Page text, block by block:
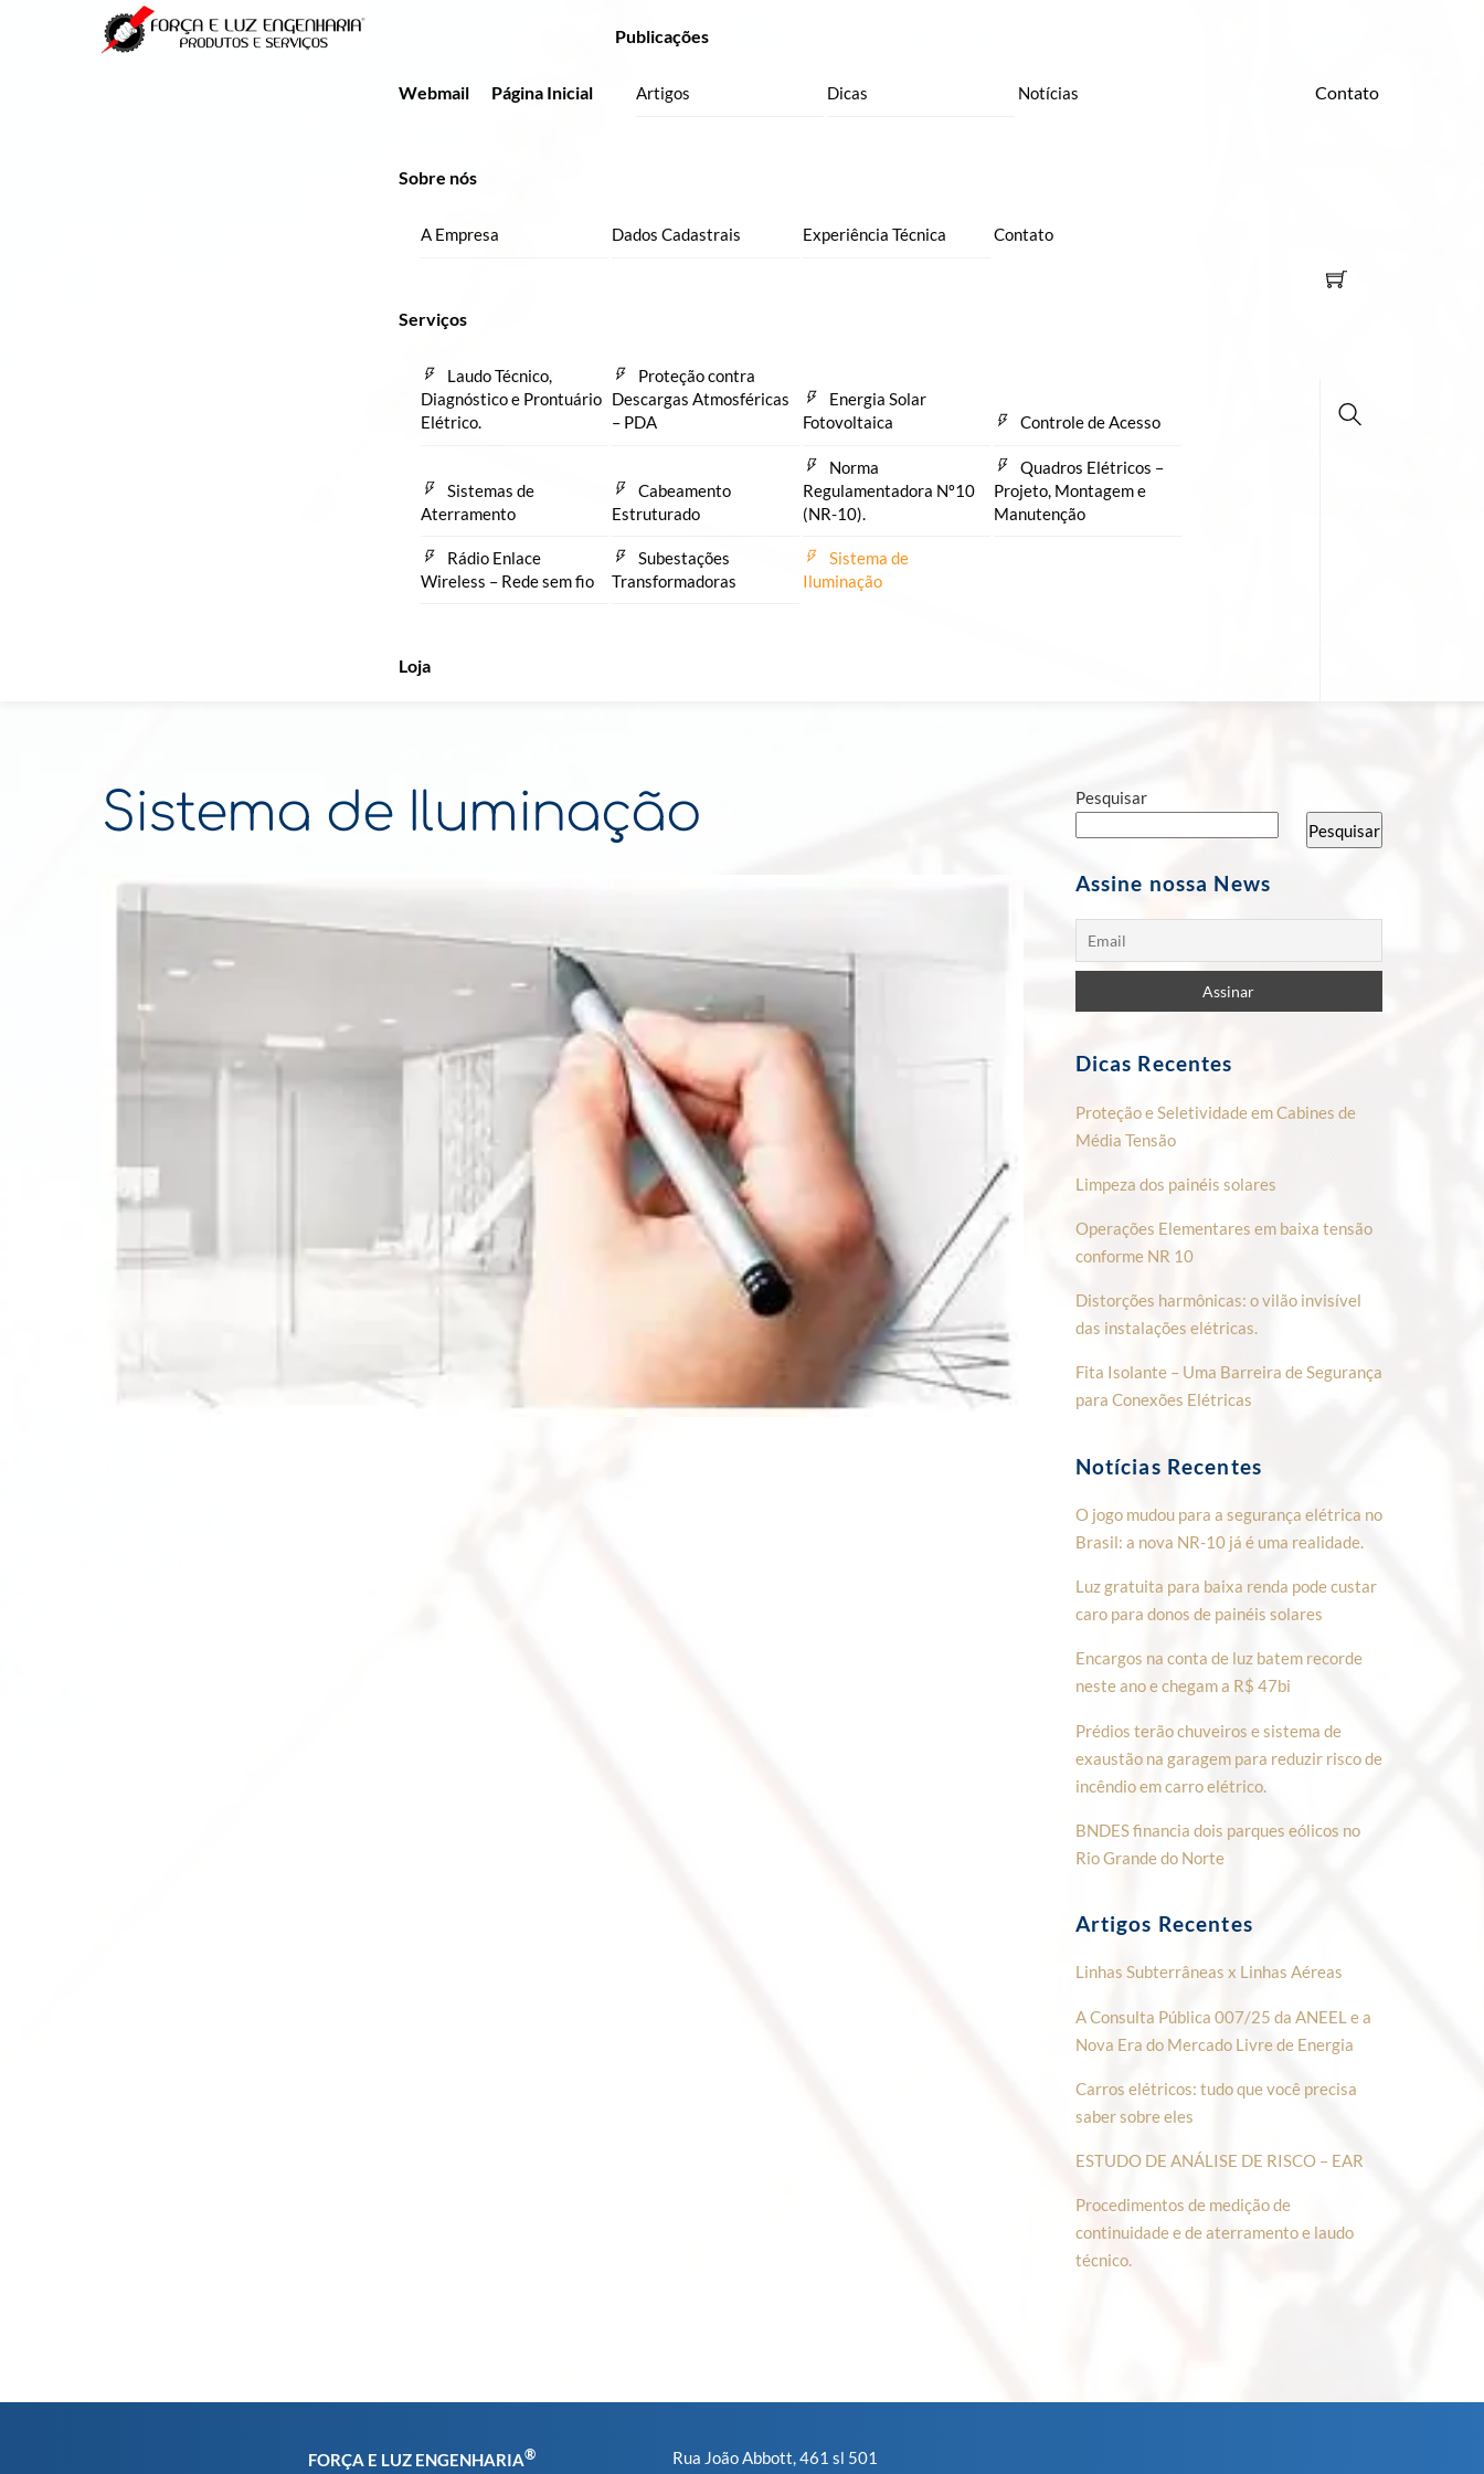
Menu
Contato
Webmail Página Inicial
Publicações
Artigos Dicas Notícias
Sobre nós
A Empresa Dados Cadastrais Experiência Técnica Contato
Serviços
Laudo Técnico,
Diagnóstico e Prontuário
Elétrico.
Proteção contra
Descargas Atmosféricas
– PDA
Energia Solar
Fotovoltaica
Controle de Acesso
Sistemas de
Aterramento
Cabeamento
Estruturado
Norma
Regulamentadora Nº10
(NR-10).
Quadros Elétricos –
Projeto, Montagem e
Manutenção
Rádio Enlace
Wireless – Rede sem fio
Subestações
Transformadoras
Sistema de
Iluminação
Loja
Sistema de Iluminação
Pesquisar
Pesquisar
Assine nossa News
Dicas Recentes
Proteção e Seletividade em Cabines de
Média Tensão
Limpeza dos painéis solares
Operações Elementares em baixa tensão
conforme NR 10
Distorções harmônicas: o vilão invisível
das instalações elétricas.
Fita Isolante – Uma Barreira de Segurança
para Conexões Elétricas
Notícias Recentes
O jogo mudou para a segurança elétrica no
Brasil: a nova NR-10 já é uma realidade.
Luz gratuita para baixa renda pode custar
caro para donos de painéis solares
Encargos na conta de luz batem recorde
neste ano e chegam a R$ 47bi
Prédios terão chuveiros e sistema de
exaustão na garagem para reduzir risco de
incêndio em carro elétrico.
BNDES financia dois parques eólicos no
Rio Grande do Norte
Artigos Recentes
Linhas Subterrâneas x Linhas Aéreas
A Consulta Pública 007/25 da ANEEL e a
Nova Era do Mercado Livre de Energia
Carros elétricos: tudo que você precisa
saber sobre eles
ESTUDO DE ANÁLISE DE RISCO – EAR
Procedimentos de medição de
continuidade e de aterramento e laudo
técnico.
FORÇA E LUZ ENGENHARIA® Rua João Abbott, 461 sl 501